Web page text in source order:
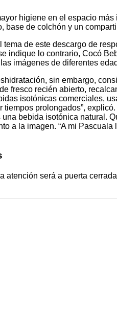
higiene en el espacio
de colchón y un
de este descargo de
indique lo contrario, Cocó
imágenes de diferentes
sin embargo,
fresco recién abierto,
isotónicas comerciales,
prolongados”,
bebida isotónica natural.
a la imagen. “A mi
será a puerta